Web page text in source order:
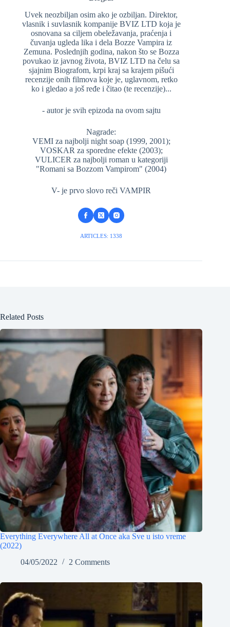
Uvek neozbiljan osim ako je ozbiljan. Direktor,
vlasnik i suvlasnik kompanije BVIZ LTD koja je
osnovana sa ciljem obeležavanja, praćenja i
čuvanja ugleda lika i dela Bozze Vampira iz
Zemuna. Poslednjih godina, nakon što se Bozza
povukao iz javnog života, BVIZ LTD na čelu sa
sjajnim Biografom, krpi kraj sa krajem pišući
recenzije onih filmova koje je, uglavnom, retko
ko i gledao a još ređe i čitao (te recenzije)...
- autor je svih epizoda na ovom sajtu
Nagrade:
VEMI za najbolji night soap (1999, 2001);
VOSKAR za sporedne efekte (2003);
VULICER za najbolji roman u kategoriji
"Romani sa Bozzom Vampirom" (2004)
V- je prvo slovo reči VAMPIR
ARTICLES: 1338
Related Posts
Everything Everywhere All at Once aka Sve u isto vreme
(2022)
04/05/2022
2 Comments